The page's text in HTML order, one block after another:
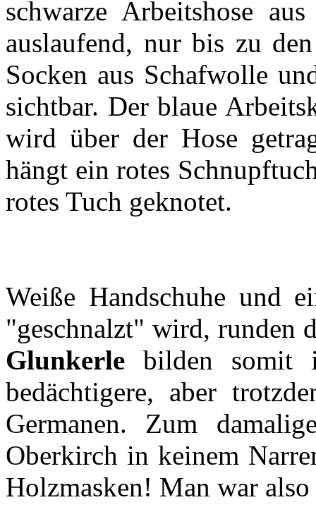
schwarze Arbeitshose
auslaufend, nur bis zu
Socken aus Schafwolle
sichtbar. Der blaue
wird über der Hose
hängt ein rotes
rotes Tuch geknotet.
Weiße Handschuhe und
"geschnalzt" wird, runden
Glunkerle bilden somit
bedächtigere, aber
Germanen. Zum
Oberkirch in keinem
Holzmasken! Man war